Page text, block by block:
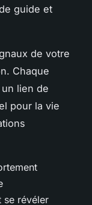
guide et
de votre
Chaque
lien de
pour la vie
se révéler